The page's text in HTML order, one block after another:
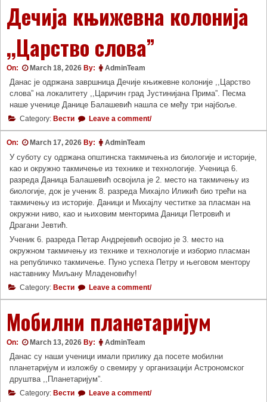
Дечија књижевна колонија
,,Царство слова”
On: March 18, 2026 By: AdminTeam
Данас је одржана завршница Дечије књижевне колоније ,,Царство
слова” на локалитету ,,Царичин град Јустинијана Прима”. Песма
наше ученице Данице Балашевић нашла се међу три најбоље.
Category: Вести Leave a comment/
On: March 17, 2026 By: AdminTeam
У суботу су одржана општинска такмичења из биологије и историје,
као и окружно такмичење из технике и технологије. Ученица 6.
разреда Даница Балашевић освојила је 2. место на такмичењу из
биологије, док је ученик 8. разреда Михајло Иликић био трећи на
такмичењу из историје. Даници и Михајлу честитке за пласман на
окружни ниво, као и њиховим менторима Даници Петровић и
Драгани Јевтић.
Ученик 6. разреда Петар Андрејевић освојио је 3. место на
окружном такмичењу из технике и технологије и изборио пласман
на републичко такмичење. Пуно успеха Петру и његовом ментору
наставнику Миљану Младеновићу!
Category: Вести Leave a comment/
Мобилни планетаријум
On: March 13, 2026 By: AdminTeam
Данас су наши ученици имали прилику да посете мобилни
планетаријум и изложбу о свемиру у организацији Астрономског
друштва ,,Планетаријум”.
Category: Вести Leave a comment/